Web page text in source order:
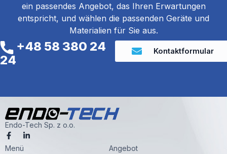
ein passendes Angebot, das Ihren Erwartungen
entspricht, und wählen die passenden Geräte und
Materialien für Sie aus.
+48 58 380 24
24
Kontaktformular
Endo-Tech Sp. z o.o.
F
a
c
L
i
Menü
Angebot